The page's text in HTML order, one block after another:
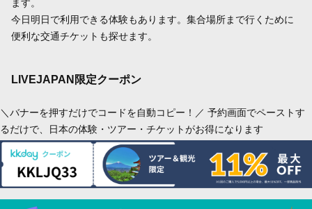
ます。
今日明日で利用できる体験もあります。集合場所まで行くために
便利な交通チケットも探せます。
LIVEJAPAN限定クーポン
＼バナーを押すだけでコードを自動コピー！／ 予約画面でペーストす
るだけで、日本の体験・ツアー・チケットがお得になります